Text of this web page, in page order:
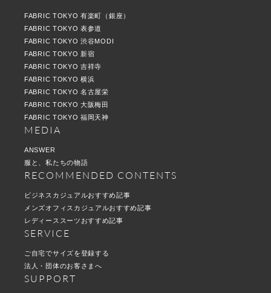
FABRIC TOKYO 有楽町（銀座）
FABRIC TOKYO 表参道
FABRIC TOKYO 渋谷MODI
FABRIC TOKYO 新宿
FABRIC TOKYO 吉祥寺
FABRIC TOKYO 横浜
FABRIC TOKYO 名古屋栄
FABRIC TOKYO 大阪梅田
FABRIC TOKYO 福岡天神
MEDIA
ANSWER
服と、私たちの物語
RECOMMENDED CONTENTS
ビジネスカジュアルおすすめ記事
メンズオフィスカジュアルおすすめ記事
レディーススーツおすすめ記事
SERVICE
ご自宅でサイズを登録する
法人・団体のお客さまへ
SUPPORT